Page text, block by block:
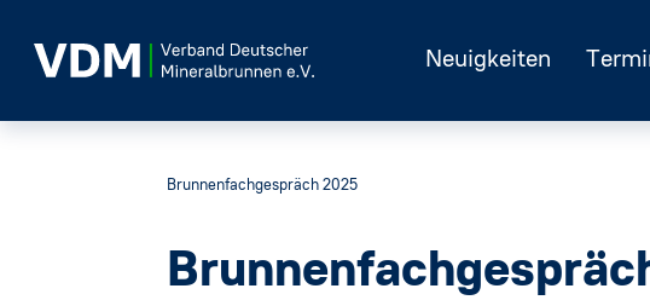
Neuigkeiten
Brunnenfachgespräch 2025